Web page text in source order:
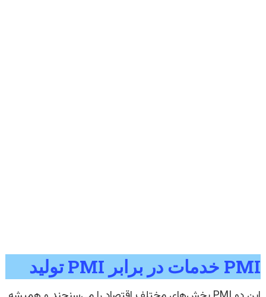
PMI خدمات در برابر PMI تولید